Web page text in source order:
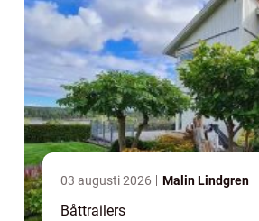
03 augusti 2026 Malin Lindgren
Båttrailers